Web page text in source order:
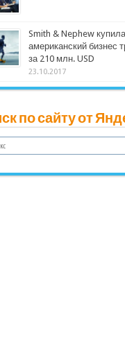
Smith & Nephew купила
американский бизнес
за 210 млн. USD
23.10.2017
по сайту от